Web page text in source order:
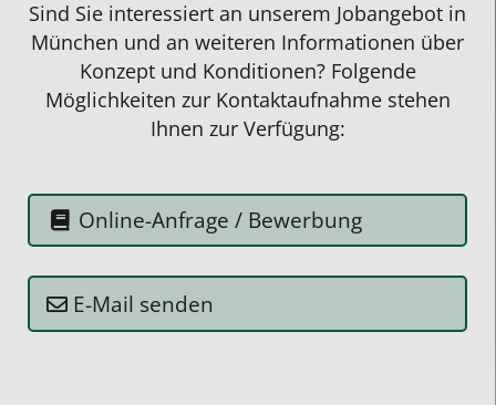
dass
man
nur
genommenen
Sind Sie interessiert an unserem Jobangebot in
München und an weiteren Informationen über
Konzept und Konditionen? Folgende
Möglichkeiten zur Kontaktaufnahme stehen
Ihnen zur Verfügung:
Online-Anfrage / Bewerbung
E-Mail senden